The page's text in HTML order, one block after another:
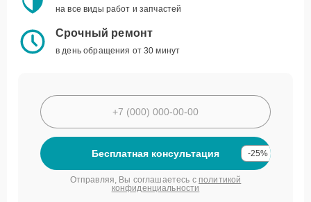
на все виды работ и запчастей
Срочный ремонт
в день обращения от 30 минут
Бесплатная консультация -25%
Отправляя, Вы соглашаетесь с политикой
конфиденциальности